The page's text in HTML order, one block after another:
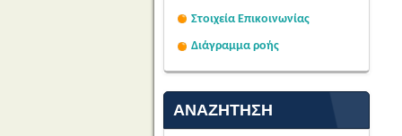
Στοιχεία Επικοινωνίας
Διάγραμμα ροής
ΑΝΑΖΉΤΗΣΗ